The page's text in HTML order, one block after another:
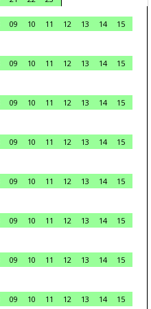
09 10 11 12 13 14
15
09 10 11 12 13 14
15
09 10 11 12 13 14
15
09 10 11 12 13 14
15
09 10 11 12 13 14
15
09 10 11 12 13 14
15
09 10 11 12 13 14
15
09 10 11 12 13 14
15